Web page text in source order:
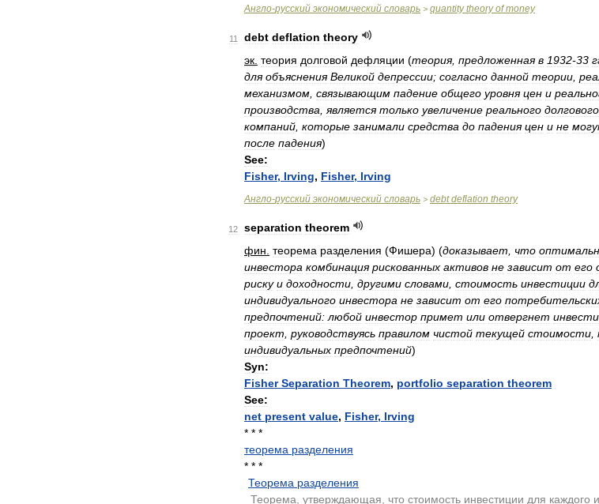
Англо-русский экономический словарь > quantity theory of money
11 debt deflation theory
эк теория долговой дефляции (теория, предложенная в 1932-33
для объяснения Великой депрессии; согласно данной теории
механизмом связывающим падение общего уровня цен и
производства является только увеличение реального долгового
компаний которые занимали средства до падения цен и не
после падения)
See:
Fisher, Irving, Fisher, Irving
Англо-русский экономический словарь > debt deflation theory
12 separation theorem
фин теорема разделения (Фишера) (доказывает что
инвестора комбинация рискованных активов не зависит от его
риску и доходности другими словами стоимость инвестиции
индивидуального инвестора не зависит от его
предпочтений: любой инвестор примет или отвергнет
проект руководствуясь правилом чистой текущей стоимости
индивидуальных предпочтений)
Syn:
Fisher Separation Theorem, portfolio separation theorem
See:
net present value, Fisher, Irving
* * *
теорема разделения
* * *
Теорема разделения
Теорема утверждающая что стоимость инвестиции для каждого